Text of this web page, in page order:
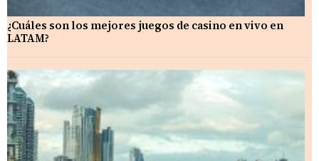
¿Cuáles son los mejores juegos de casino en vivo en
LATAM?